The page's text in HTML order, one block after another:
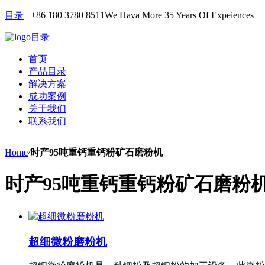
目录 +86 180 3780 8511We Hava More 35 Years Of Expeiences
目录
首页
产品目录
解决方案
成功案例
关于我们
联系我们
Home/时产95吨重钙重钙粉矿石磨粉机
时产95吨重钙重钙粉矿石磨粉
超细微粉磨粉机